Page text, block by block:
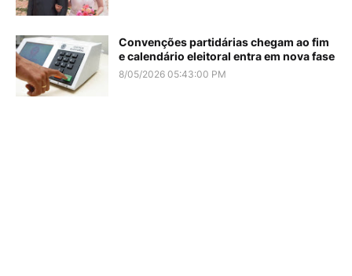
Convenções partidárias chegam ao fim
e calendário eleitoral entra em nova fase
8/05/2026 05:43:00 PM